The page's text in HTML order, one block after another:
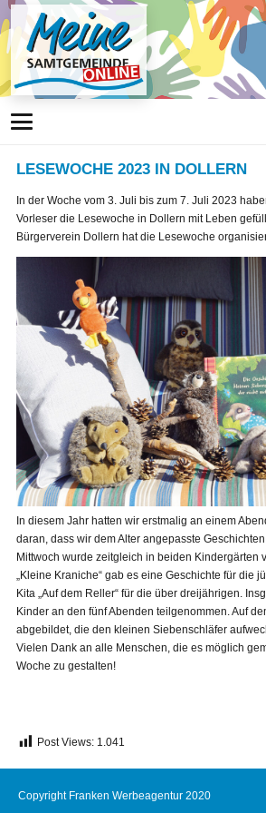
LESEWOCHE 2023 IN DOLLERN
In der Woche vom 3. Juli bis zum 7. Juli 2023
Vorleser die Lesewoche in Dollern mit Leben
Bürgerverein Dollern hat die Lesewoche
In diesem Jahr hatten wir erstmalig an einem
daran, dass wir dem Alter angepasste
Mittwoch wurde zeitgleich in beiden Kindergärten
„Kleine Kraniche“ gab es eine Geschichte für die
Kita „Auf dem Reller“ für die über dreijährigen.
Kinder an den fünf Abenden teilgenommen. Auf
abgebildet, die den kleinen Siebenschläfer
Vielen Dank an alle Menschen, die es möglich
Woche zu gestalten!
Post Views: 1.041
Copyright Franken Werbeagentur 2020